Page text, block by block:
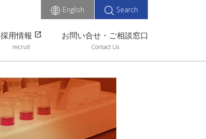
採用情報 open_in_new
recruit
お問い合せ・ご相談窓口
Contact Us
English Search